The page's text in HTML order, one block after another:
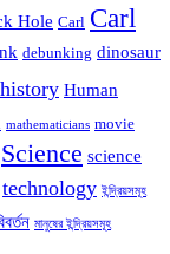
Hole Carl Carl
debunking dinosaur
history Human
mathematicians movie
Science science
technology ইন্দ্রিয়সমূহ
মানুষের ইন্দ্রিয়সমূহ